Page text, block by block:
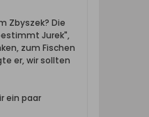
Zbyszek? Die
Jurek",
zum Fischen
er, wir sollten
ein paar